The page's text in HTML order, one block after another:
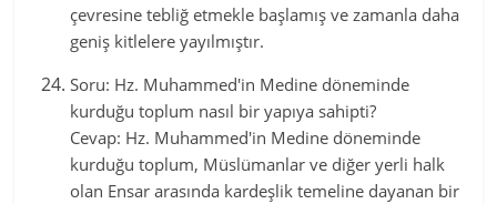
çevresine tebliğ etmekle başlamış ve zamanla daha
geniş kitlelere yayılmıştır.
Soru: Hz. Muhammed'in Medine döneminde
kurduğu toplum nasıl bir yapıya sahipti?
Cevap: Hz. Muhammed'in Medine döneminde
kurduğu toplum, Müslümanlar ve diğer yerli halk
olan Ensar arasında kardeşlik temeline dayanan bir